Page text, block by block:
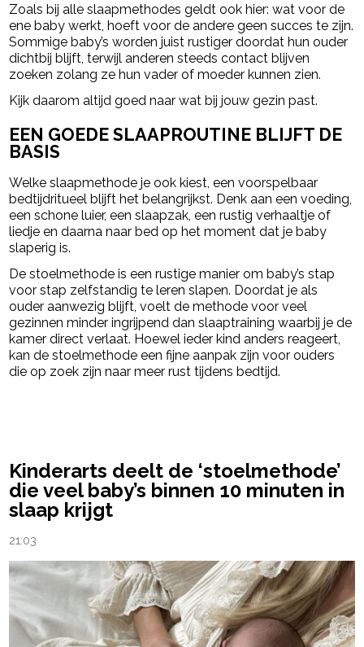
Zoals bij alle slaapmethodes geldt ook hier: wat voor de
ene baby werkt, hoeft voor de andere geen succes te zijn.
Sommige baby’s worden juist rustiger doordat hun ouder
dichtbij blijft, terwijl anderen steeds contact blijven
zoeken zolang ze hun vader of moeder kunnen zien.
Kijk daarom altijd goed naar wat bij jouw gezin past.
EEN GOEDE SLAAPROUTINE BLIJFT DE
BASIS
Welke slaapmethode je ook kiest, een voorspelbaar
bedtijdritueel blijft het belangrijkst. Denk aan een voeding,
een schone luier, een slaapzak, een rustig verhaaltje of
liedje en daarna naar bed op het moment dat je baby
slaperig is.
De stoelmethode is een rustige manier om baby’s stap
voor stap zelfstandig te leren slapen. Doordat je als
ouder aanwezig blijft, voelt de methode voor veel
gezinnen minder ingrijpend dan slaaptraining waarbij je de
kamer direct verlaat. Hoewel ieder kind anders reageert,
kan de stoelmethode een fijne aanpak zijn voor ouders
die op zoek zijn naar meer rust tijdens bedtijd.
Kinderarts deelt de ‘stoelmethode’
die veel baby’s binnen 10 minuten in
slaap krijgt
21:03